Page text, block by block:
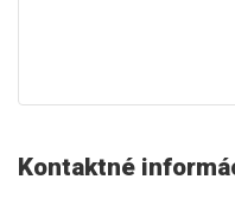
Kontaktné